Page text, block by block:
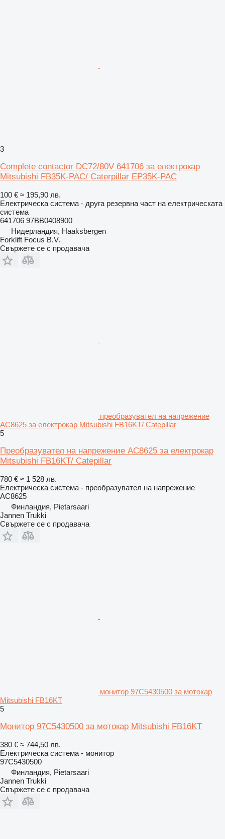
3
Complete contactor DC72/80V 641706 за електрокар
Mitsubishi FB35K-PAC/ Caterpillar EP35K-PAC
100 € ≈ 195,90 лв.
Електрическа система - друга резервна част на електрическата
система
641706 97BB0408900
Нидерландия, Haaksbergen
Forklift Focus B.V.
Свържете се с продавача
преобразувател на напрежение
AC8625 за електрокар Mitsubishi FB16KT/ Catepillar
5
Преобразувател на напрежение AC8625 за електрокар
Mitsubishi FB16KT/ Catepillar
780 € ≈ 1 528 лв.
Електрическа система - преобразувател на напрежение
AC8625
Финландия, Pietarsaari
Jannen Trukki
Свържете се с продавача
монитор 97C5430500 за мотокар
Mitsubishi FB16KT
5
Монитор 97C5430500 за мотокар Mitsubishi FB16KT
380 € ≈ 744,50 лв.
Електрическа система - монитор
97C5430500
Финландия, Pietarsaari
Jannen Trukki
Свържете се с продавача